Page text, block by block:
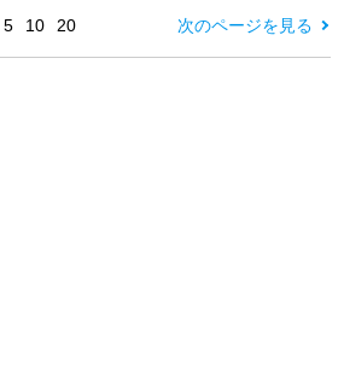
5 10 20 次のページを見る